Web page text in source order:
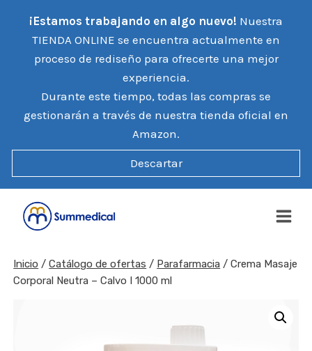
contenido
¡Estamos trabajando en algo nuevo! Nuestra
TIENDA ONLINE se encuentra actualmente en
proceso de rediseño para ofrecerte una mejor
experiencia.
Durante este tiempo, todas las compras se
gestionarán a través de nuestra tienda oficial en
Amazon.
Descartar
Inicio / Catálogo de ofertas / Parafarmacia / Crema Masaje
Corporal Neutra – Calvo I 1000 ml